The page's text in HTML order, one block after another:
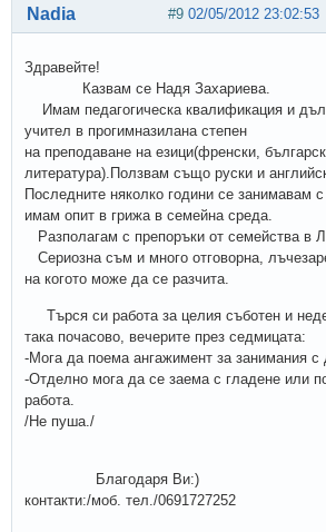
#9 02/05/2012 23:02:53
Nadia
Здравейте!
Казвам се Надя Захариева.
Имам педагогическа квалификация и
учител в прогимназилана степен
на преподаване на езици(френски,
литература).Ползвам също руски и
Последните няколко години се занимавам
имам опит в грижа в семейна среда.
Разполагам с препоръки от семейства в
Сериозна съм и много отговорна,
на когото може да се разчита.
Търся си работа за целия съботен и
така почасово, вечерите през седмицата:
-Мога да поема ангажимент за занимания с
-Отделно мога да се заема с гладене или
работа.
/Не пуша./
Благодаря
контакти:/моб. тел./0691727252